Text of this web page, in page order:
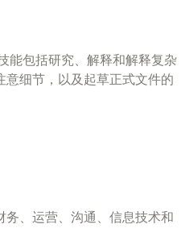
能包括研究、解释和解释复杂
细节，以及起草正式文件的
、运营、沟通、信息技术和